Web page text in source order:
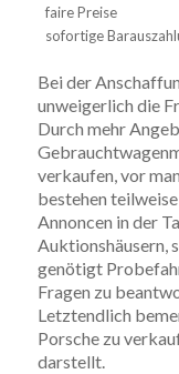
faire Preise
sofortige
Bei der
unweigerlich die
Durch mehr
verkaufen, vor
bestehen
Annoncen in der
Auktionshäusern,
genötigt
Fragen zu
Letztendlich
Porsche zu
darstellt.